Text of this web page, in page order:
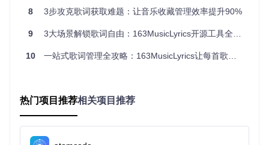
：手动下载和管理大量歌曲的歌词耗时费力，容易出错。
方案
：工具支持批量选择歌曲并一键下载歌词，同时提供自定
义保存路径和文件名格式功能，支持按歌手、专辑等维度自动
图：批量保存功能界面，显示文件保存路径选择和批量处理状
态
8 3步攻克歌词获取难题：让音乐收藏管理效率提升90%
9 3大场景解锁歌词自由：163MusicLyrics开源工具全攻略
10 一站式歌词管理全攻略：163MusicLyrics让每首歌都有完美字幕
热门项目推荐相关项目推荐